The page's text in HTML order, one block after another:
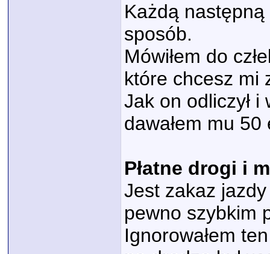
Każdą
sposób.
Mówiłem do
które chcesz mi
Jak on odliczył i
dawałem mu 50
Płatne drogi i
Jest zakaz
pewno szybkim
Ignorowałem